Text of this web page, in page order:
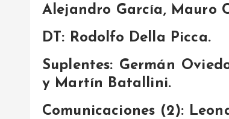
Alejandro García, Mauro
DT: Rodolfo Della Picca.
Suplentes: Germán
y Martín Batallini.
Comunicaciones (2):